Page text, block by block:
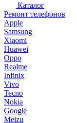
Каталог
Ремонт телефонов
Apple
Samsung
Xiaomi
Huawei
Oppo
Realme
Infinix
Vivo
Tecno
Nokia
Google
Meizu